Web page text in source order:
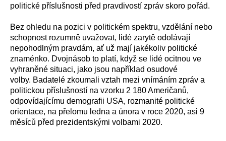
politické příslušnosti před pravdivostí zpráv skoro pořád.
Bez ohledu na pozici v politickém spektru, vzdělání nebo
schopnost rozumně uvažovat, lidé zarytě odolávají
nepohodlným pravdám, ať už mají jakékoliv politické
znaménko. Dvojnásob to platí, když se lidé ocitnou ve
vyhraněné situaci, jako jsou například osudové
volby. Badatelé zkoumali vztah mezi vnímáním zpráv a
politickou příslušností na vzorku 2 180 Američanů,
odpovídajícímu demografii USA, rozmanité politické
orientace, na přelomu ledna a února v roce 2020, asi 9
měsíců před prezidentskými volbami 2020.